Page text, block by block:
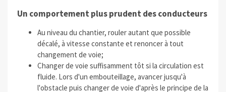
Un comportement plus prudent des conducteurs
Au niveau du chantier, rouler autant que possible
décalé, à vitesse constante et renoncer à tout
changement de voie;
Changer de voie suffisamment tôt si la circulation est
fluide. Lors d'un embouteillage, avancer jusqu'à
l'obstacle puis changer de voie d'après le principe de la